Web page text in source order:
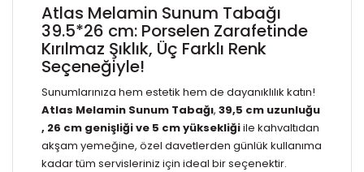
Atlas Melamin Sunum Tabağı
39.5*26 cm: Porselen Zarafetinde
Kırılmaz Şıklık, Üç Farklı Renk
Seçeneğiyle!
Sunumlarınıza hem estetik hem de dayanıklılık katın!
Atlas Melamin Sunum Tabağı, 39,5 cm uzunluğu
, 26 cm genişliği ve 5 cm yüksekliğiile kahvaltıdan
akşam yemeğine, özel davetlerden günlük kullanıma
kadar tüm servisleriniz için ideal bir seçenektir.